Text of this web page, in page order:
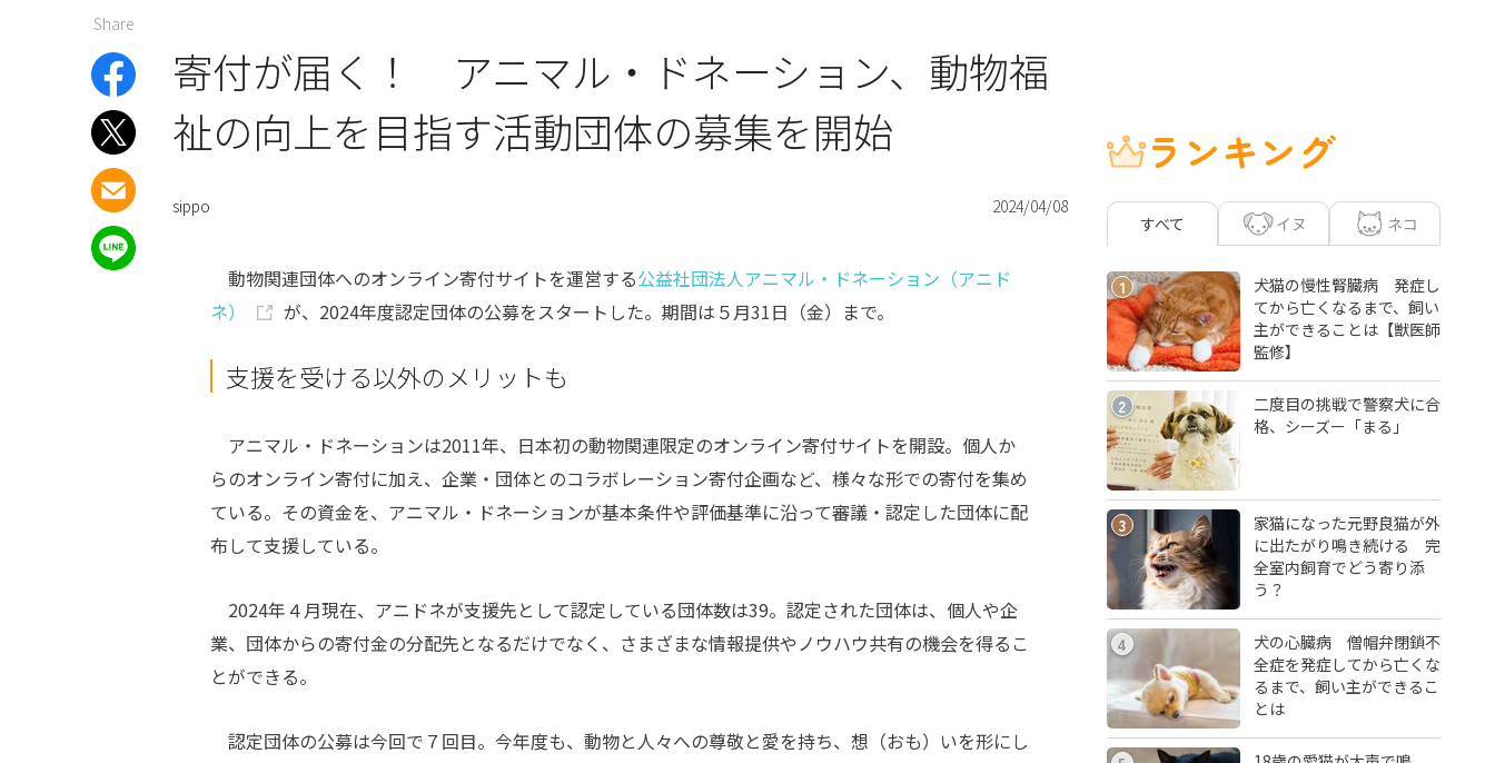
Share
寄付が届く！ アニマル・ドネーション、動物福
祉の向上を目指す活動団体の募集を開始
sippo 2024/04/08
動物関連団体へのオンライン寄付サイトを運営する公益社団法人アニマル・ドネーション（アニド
ネ）
が、2024年度認定団体の公募をスタートした。期間は５月31日（金）まで。
支援を受ける以外のメリットも
アニマル・ドネーションは2011年、日本初の動物関連限定のオンライン寄付サイトを開設。個人か
らのオンライン寄付に加え、企業・団体とのコラボレーション寄付企画など、様々な形での寄付を集め
ている。その資金を、アニマル・ドネーションが基本条件や評価基準に沿って審議・認定した団体に配
布して支援している。
2024年４月現在、アニドネが支援先として認定している団体数は39。認定された団体は、個人や企
業、団体からの寄付金の分配先となるだけでなく、さまざまな情報提供やノウハウ共有の機会を得るこ
とができる。
認定団体の公募は今回で７回目。今年度も、動物と人々への尊敬と愛を持ち、想（おも）いを形にし
ランキング
すべて イヌ ネコ
1
犬猫の慢性腎臓病 発症し
てから亡くなるまで、飼い
主ができることは【獣医師
監修】
2
二度目の挑戦で警察犬に合
格、シーズー「まる」
3
家猫になった元野良猫が外
に出たがり鳴き続ける 完
全室内飼育でどう寄り添
う？
4
犬の心臓病 僧帽弁閉鎖不
全症を発症してから亡くな
るまで、飼い主ができるこ
とは